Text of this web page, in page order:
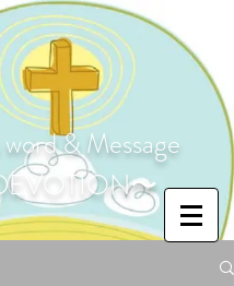
& Message
〜